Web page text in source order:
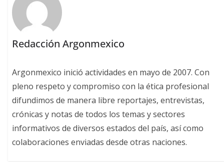
Redacción Argonmexico
Argonmexico inició actividades en mayo de 2007. Con
pleno respeto y compromiso con la ética profesional
difundimos de manera libre reportajes, entrevistas,
crónicas y notas de todos los temas y sectores
informativos de diversos estados del país, así como
colaboraciones enviadas desde otras naciones.